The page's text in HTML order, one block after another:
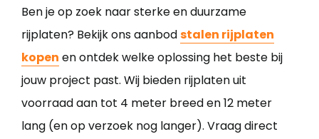
Ben je op zoek naar sterke en duurzame
rijplaten? Bekijk ons aanbodstalen rijplaten
kopen en ontdek welke oplossing het beste bij
jouw project past. Wij bieden rijplaten uit
voorraad aan tot 4 meter breed en 12 meter
lang (en op verzoek nog langer). Vraag direct